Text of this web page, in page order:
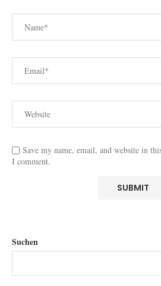
Save my name, email, and website in
I comment.
Suchen